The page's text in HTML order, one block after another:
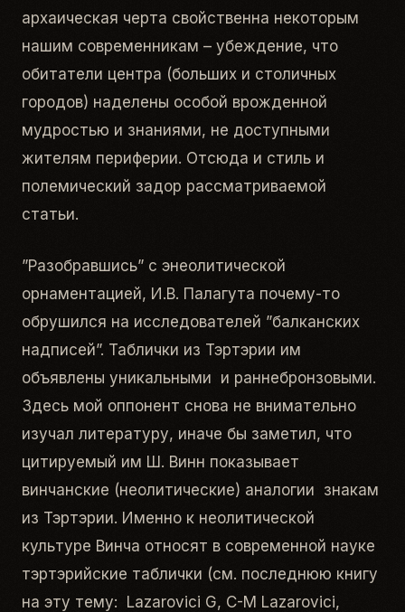
архаическая черта свойственна некоторым
нашим современникам – убеждение, что
обитатели центра (больших и столичных
городов) наделены особой врожденной
мудростью и знаниями, не доступными
жителям периферии. Отсюда и стиль и
полемический задор рассматриваемой
статьи.
”Разобравшись” с энеолитической
орнаментацией, И.В. Палагута почему-то
обрушился на исследователей ”балканских
надписей”. Таблички из Тэртэрии им
объявлены уникальными и раннебронзовыми.
Здесь мой оппонент снова не внимательно
изучал литературу, иначе бы заметил, что
цитируемый им Ш. Винн показывает
винчанские (неолитические) аналогии знакам
из Тэртэрии. Именно к неолитической
культуре Винча относят в современной науке
тэртэрийские таблички (см. последнюю книгу
на эту тему: Lazarovici G, C-M Lazarovici,